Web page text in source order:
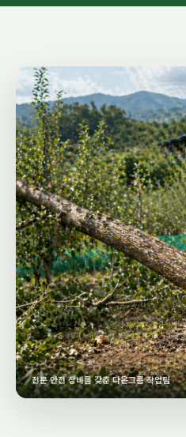
전문 안전 장비를 갖춘 다온그룹 작업팀